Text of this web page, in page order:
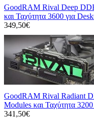
GoodRAM Rival Deep
και Ταχύτητα 3600 για
349,50€
GoodRAM Rival Radiant
Modules και Ταχύτητα
341,50€